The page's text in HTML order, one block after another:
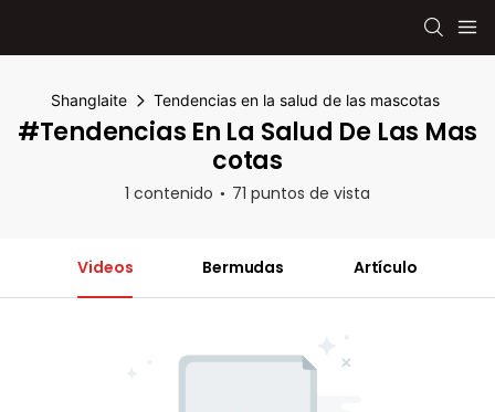
Shanglaite Tendencias en la salud de las mascotas
#Tendencias En La Salud De Las Mas
Cotas
1 contenido 71 puntos de vista
Videos Bermudas Artículo